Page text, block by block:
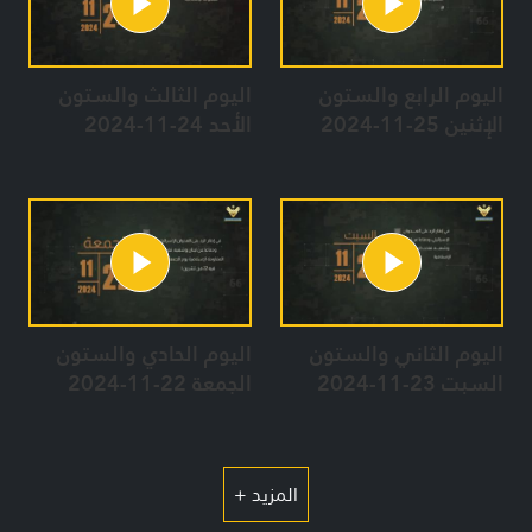
• قاعدة شراغا (المقر الإداري لقيادة لواء غولاني) شمالي مدينة عكا
جبل الشيخ في الجولان السوري المُحتل.
• موقع الإنذار المُبكر "يسرائيلي" وهو مركز جمع استخباري
السوري المُحتل.
• مدينة صفد المحتلّة
المقاومة، بصليةٍ من الصواريخ النوعية، قاعدة حيفا التقنيّة التي تتبع
لسلاح الجو الإسرائيلي، وتضم كليّة تدريب لإعداد تقنيي سلاح
الجو، وتبعد عن الحدود اللبنانيّة الفلسطينيّة 35 كلم، شرق مدينة
وفي نفس الإطار، استهدفت القوة الصاروخية قاعدة بلماخيم،
اليوم الرابع والستون اليوم الثالث والستون
الأحد 24-11-2024
اليوم الثاني والستون
السبت 23-11-2024
اليوم الحادي والستون
الجمعة 22-11-2024
المزيد +